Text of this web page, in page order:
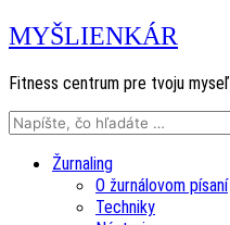
MYŠLIENKÁR
Fitness centrum pre tvoju myseľ
Žurnaling
O žurnálovom písaní
Techniky